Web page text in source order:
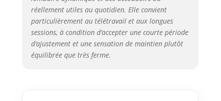
Adaptatif et Accoudoirs 3D
Coordonnés】 Lorsque vous
vous asseyez sur le siège de
bureau SIHOO Doro C300, le
soutien lombaire adaptatif se
déplace automatiquement avec
réellement utiles au quotidien. Elle convient
particulièrement au télétravail et aux longues
sessions, à condition d’accepter une courte période
d’ajustement et une sensation de maintien plutôt
équilibrée que très ferme.